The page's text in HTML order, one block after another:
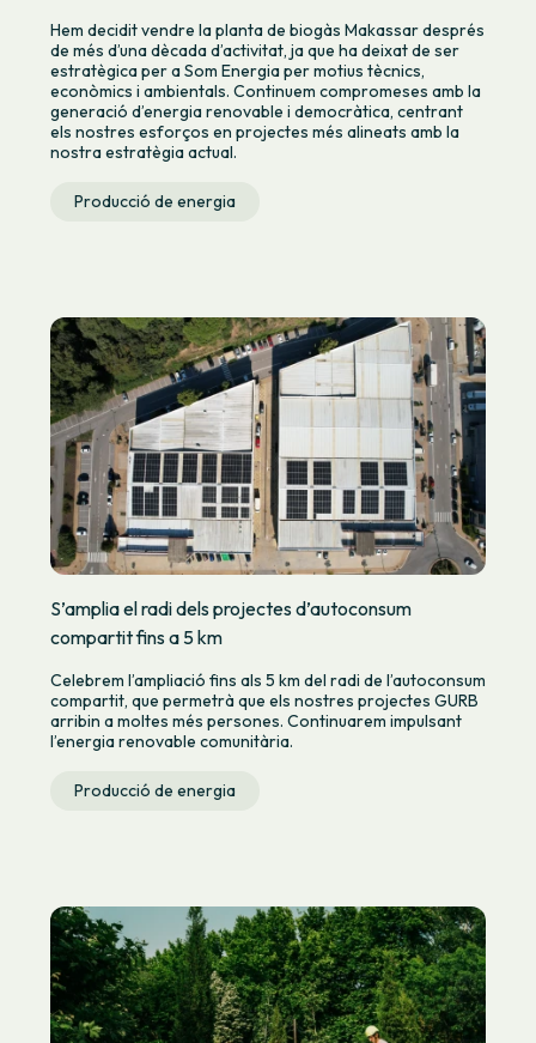
Hem decidit vendre la planta de biogàs Makassar després
de més d’una dècada d’activitat, ja que ha deixat de ser
estratègica per a Som Energia per motius tècnics,
econòmics i ambientals. Continuem compromeses amb la
generació d’energia renovable i democràtica, centrant
els nostres esforços en projectes més alineats amb la
nostra estratègia actual.
Producció de energia
S’amplia el radi dels projectes d’autoconsum
compartit fins a 5 km
Celebrem l’ampliació fins als 5 km del radi de l’autoconsum
compartit, que permetrà que els nostres projectes GURB
arribin a moltes més persones. Continuarem impulsant
l’energia renovable comunitària.
Producció de energia